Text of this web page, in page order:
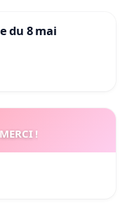
du 8 mai
!